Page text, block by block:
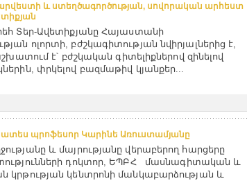
և ստեղծագործության, սովորական արհեստ
Տեր-Ավետիքյանը Հայաստանի
ոլորտի, բժշկագիտության նվիրյալներից է,
է՝ բժշկական գիտելիքներով զինելով
փրկելով բազմաթիվ կյանքեր...
պրոֆեսոր Կարինե Առուստամյանը
և մայրությանը վերաբերող հարցերը
դոկտոր, ԵՊԲՀ մասնագիտական և
կրթության կենտրոնի մանկաբարձության և